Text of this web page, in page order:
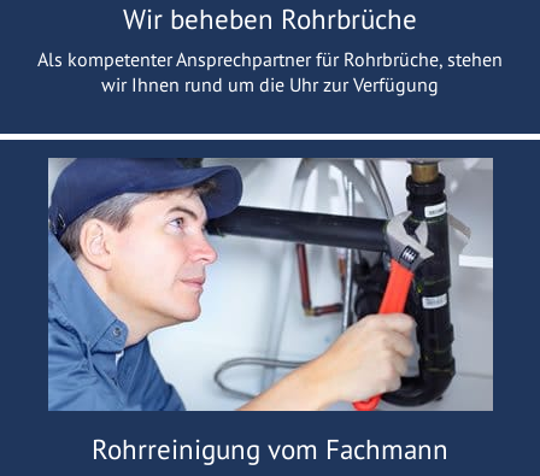
Wir beheben Rohrbrüche
Als kompetenter Ansprechpartner für Rohrbrüche, stehen
wir Ihnen rund um die Uhr zur Verfügung
Rohrreinigung vom Fachmann